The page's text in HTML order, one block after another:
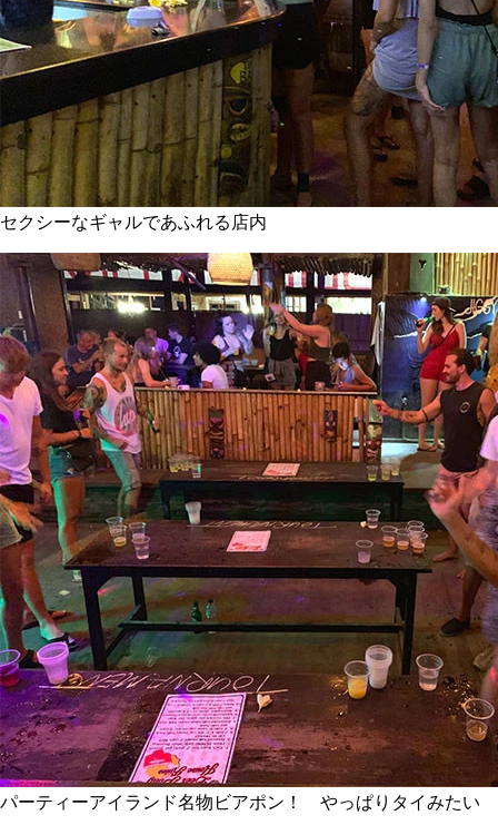
セクシーなギャルであふれる店内
パーティーアイランド名物ビアポン！ やっぱりタイみたい